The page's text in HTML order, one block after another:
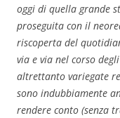
oggi di quella grande
proseguita con il
riscoperta del
via e via nel corso
altrettanto variegate
sono indubbiamente
rendere conto (senza